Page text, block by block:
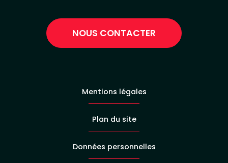
NOUS CONTACTER
Mentions légales
Plan du site
Données personnelles